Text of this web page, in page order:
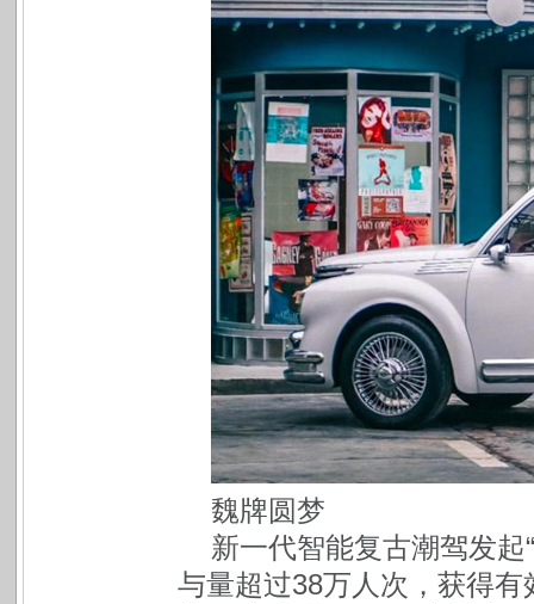
魏牌圆梦
新一代智能复古潮驾发
与量超过38万人次，获得